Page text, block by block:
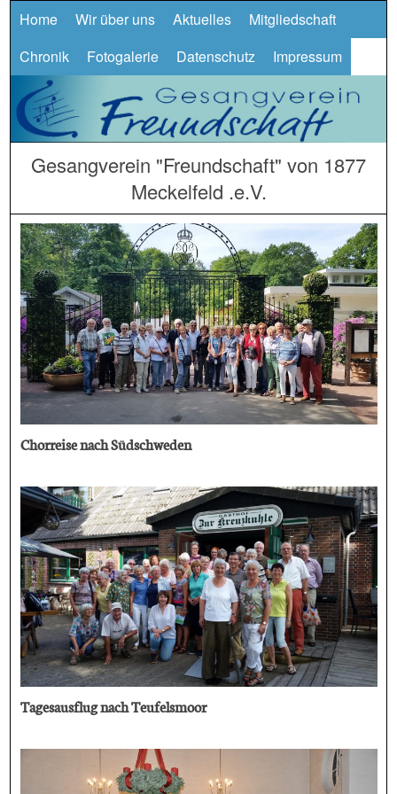
Home Wir über uns Aktuelles
Mitgliedschaft
Chronik
Fotogalerie Datenschutz Impressum
Gesangverein "Freundschaft" von 1877
Meckelfeld .e.V.
Chorreise nach Südschweden
Tagesausflug nach Teufelsmoor